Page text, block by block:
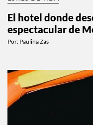
El hotel donde
espectacular de
Por: Paulina Zas